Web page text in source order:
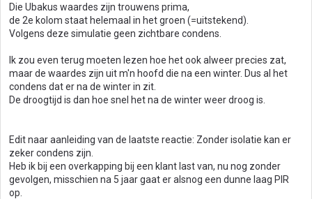
Die Ubakus waardes zijn trouwens prima,
de 2e kolom staat helemaal in het groen (=uitstekend).
Volgens deze simulatie geen zichtbare condens.
Ik zou even terug moeten lezen hoe het ook alweer precies zat,
maar de waardes zijn uit m'n hoofd die na een winter. Dus al het
condens dat er na de winter in zit.
De droogtijd is dan hoe snel het na de winter weer droog is.
Edit naar aanleiding van de laatste reactie: Zonder isolatie kan er
zeker condens zijn.
Heb ik bij een overkapping bij een klant last van, nu nog zonder
gevolgen, misschien na 5 jaar gaat er alsnog een dunne laag PIR
op.